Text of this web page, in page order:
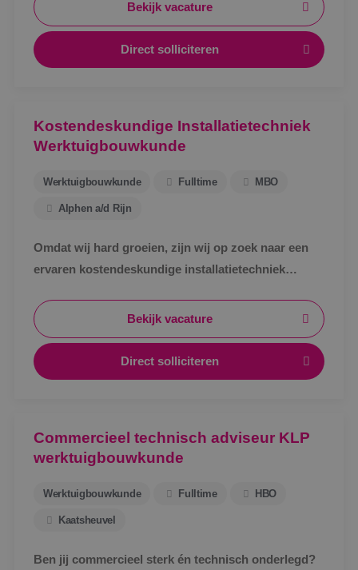
Bekijk vacature
Direct solliciteren
Kostendeskundige Installatietechniek
Werktuigbouwkunde
Werktuigbouwkunde Fulltime MBO
Alphen a/d Rijn
Omdat wij hard groeien, zijn wij op zoek naar een
ervaren kostendeskundige installatietechniek
Bekijk vacature
Direct solliciteren
Commercieel technisch adviseur KLP
werktuigbouwkunde
Werktuigbouwkunde Fulltime HBO
Kaatsheuvel
Ben jij commercieel sterk én technisch onderlegd?